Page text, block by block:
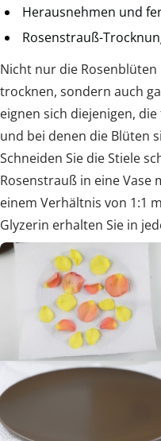
Herausnehmen und
Rosenstrauß-
Nicht nur die
trocknen, sondern auch
eignen sich diejenigen,
und bei denen die Blüten
Schneiden Sie die Stiele
Rosenstrauß in eine Vase
einem Verhältnis von 1:1
Glyzerin erhalten Sie in